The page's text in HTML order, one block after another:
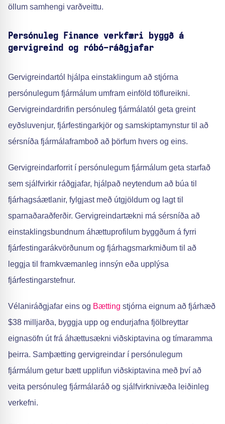
öllum samhengi varðveittu.
Persónuleg Finance verkfæri byggð á
gervigreind og róbó-ráðgjafar
Gervigreindartól hjálpa einstaklingum að stjórna
persónulegum fjármálum umfram einföld töflureikni.
Gervigreindardrifin persónuleg fjármálatól geta greint
eyðsluvenjur, fjárfestingarkjör og samskiptamynstur til að
sérsníða fjármálaframboð að þörfum hvers og eins.
Gervigreindarforrit í persónulegum fjármálum geta starfað
sem sjálfvirkir ráðgjafar, hjálpað neytendum að búa til
fjárhagsáætlanir, fylgjast með útgjöldum og lagt til
sparnaðaraðferðir. Gervigreindartækni má sérsníða að
einstaklingsbundnum áhættuprofilum byggðum á fyrri
fjárfestingarákvörðunum og fjárhagsmarkmiðum til að
leggja til framkvæmanleg innsýn eða upplýsa
fjárfestingarstefnur.
Vélaniráðgjafar eins og Bætting stjórna eignum að fjárhæð
$38 milljarða, byggja upp og endurjafna fjölbreyttar
eignasöfn út frá áhættusækni viðskiptavina og tímaramma
þeirra. Samþætting gervigreindar í persónulegum
fjármálum getur bætt upplifun viðskiptavina með því að
veita persónuleg fjármálaráð og sjálfvirknivæða leiðinleg
verkefni.